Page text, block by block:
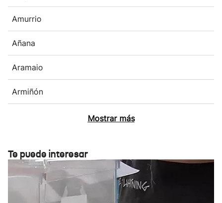
Amurrio
Añana
Aramaio
Armiñón
Mostrar más
Te puede interesar